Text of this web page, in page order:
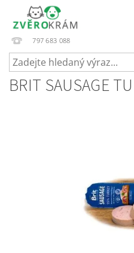
797 683 088
BRIT SAUSAGE